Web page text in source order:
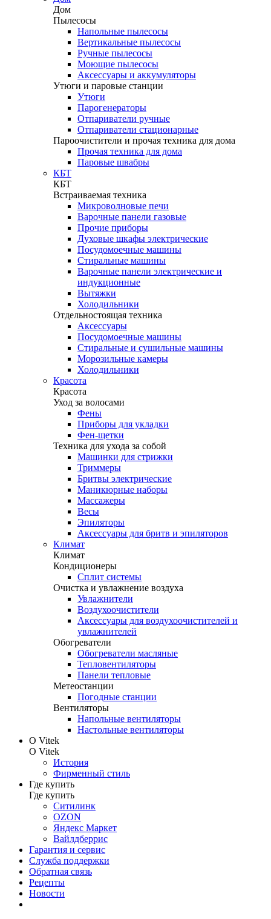
Дом
Пылесосы
Напольные пылесосы
Вертикальные пылесосы
Ручные пылесосы
Моющие пылесосы
Аксессуары и аккумуляторы
Утюги и паровые станции
Утюги
Парогенераторы
Отпариватели ручные
Отпариватели стационарные
Пароочистители и прочая техника для дома
Прочая техника для дома
Паровые швабры
КБТ
КБТ
Встраиваемая техника
Микроволновые печи
Варочные панели газовые
Прочие приборы
Духовые шкафы электрические
Посудомоечные машины
Стиральные машины
Варочные панели электрические и
индукционные
Вытяжки
Холодильники
Отдельностоящая техника
Аксессуары
Посудомоечные машины
Стиральные и сушильные машины
Морозильные камеры
Холодильники
Красота
Красота
Уход за волосами
Фены
Приборы для укладки
Фен-щетки
Техника для ухода за собой
Машинки для стрижки
Триммеры
Бритвы электрические
Маникюрные наборы
Массажеры
Весы
Эпиляторы
Аксессуары для бритв и эпиляторов
Климат
Климат
Кондиционеры
Сплит системы
Очистка и увлажнение воздуха
Увлажнители
Воздухоочистители
Аксессуары для воздухоочистителей и
увлажнителей
Обогреватели
Обогреватели масляные
Тепловентиляторы
Панели тепловые
Метеостанции
Погодные станции
Вентиляторы
Напольные вентиляторы
Настольные вентиляторы
О Vitek
О Vitek
История
Фирменный стиль
Где купить
Где купить
Ситилинк
OZON
Яндекс Маркет
Вайлдберрис
Гарантия и сервис
Служба поддержки
Обратная связь
Рецепты
Новости